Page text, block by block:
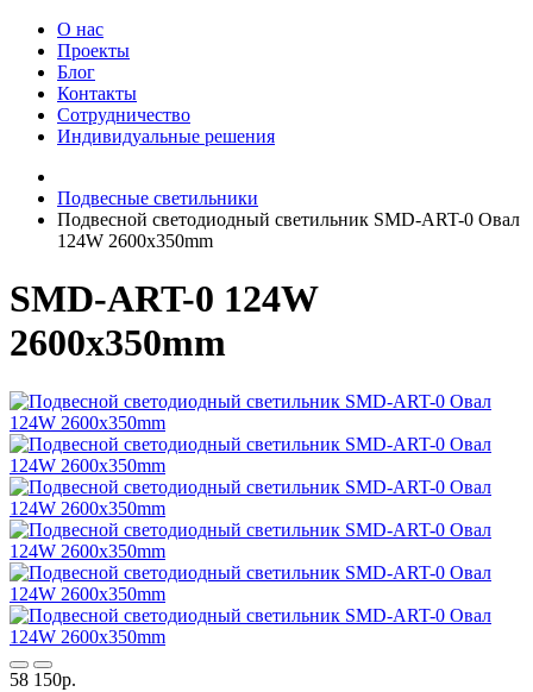
О нас
Проекты
Блог
Контакты
Сотрудничество
Индивидуальные решения
Подвесные светильники
Подвесной светодиодный светильник SMD-ART-0 Овал
124W 2600х350mm
SMD-ART-0 124W
2600х350mm
58 150р.